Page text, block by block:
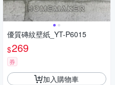
優質磚紋壁紙_YT-P6015
$269
券
加入購物車